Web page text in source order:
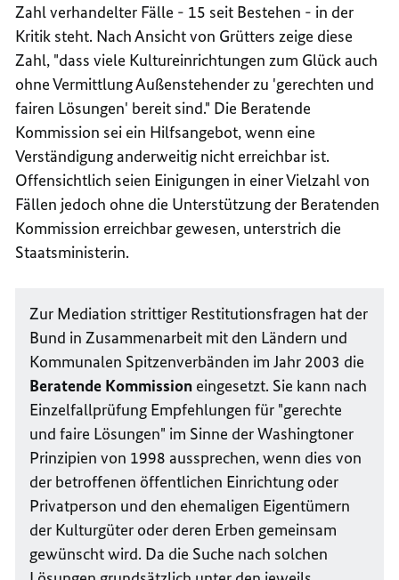
Zahl verhandelter Fälle - 15 seit Bestehen - in der
Kritik steht. Nach Ansicht von Grütters zeige diese
Zahl, "dass viele Kultureinrichtungen zum Glück auch
ohne Vermittlung Außenstehender zu 'gerechten und
fairen Lösungen' bereit sind." Die Beratende
Kommission sei ein Hilfsangebot, wenn eine
Verständigung anderweitig nicht erreichbar ist.
Offensichtlich seien Einigungen in einer Vielzahl von
Fällen jedoch ohne die Unterstützung der Beratenden
Kommission erreichbar gewesen, unterstrich die
Staatsministerin.
Zur Mediation strittiger Restitutionsfragen hat der
Bund in Zusammenarbeit mit den Ländern und
Kommunalen Spitzenverbänden im Jahr 2003 die
Beratende Kommission eingesetzt. Sie kann nach
Einzelfallprüfung Empfehlungen für "gerechte
und faire Lösungen" im Sinne derWashingtoner
Prinzipien von 1998 aussprechen, wenn dies von
der betroffenen öffentlichen Einrichtung oder
Privatperson und den ehemaligen Eigentümern
der Kulturgüter oder deren Erben gemeinsam
gewünscht wird. Da die Suche nach solchen